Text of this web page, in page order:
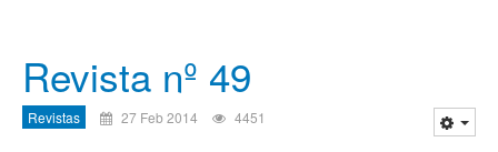
Revista nº 49
Revistas 27 Feb 2014 4451